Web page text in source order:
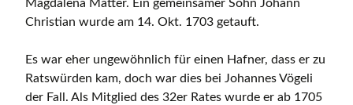
Magdalena Matter. Ein gemeinsamer Sohn Johann
Christian wurde am 14. Okt. 1703 getauft.
Es war eher ungewöhnlich für einen Hafner, dass er zu
Ratswürden kam, doch war dies bei Johannes Vögeli
der Fall. Als Mitglied des 32er Rates wurde er ab 1705